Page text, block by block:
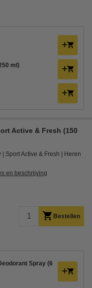
ml)
Active & Fresh (150
Sport Active & Fresh Heren
en beschrijving
Bestellen
Spray (6